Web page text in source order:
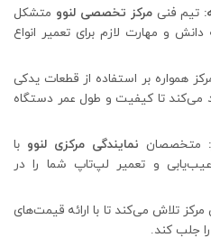
تیم فنی مرکز تخصصی لنوو متشکل
و مهارت لازم برای تعمیر انواع
همواره بر استفاده از قطعات یدکی
می‌کند تا کیفیت و طول عمر دستگاه
متخصصان نمایندگی مرکزی لنوو با
و تعمیر لپ‌تاپ شما را در
مرکز تلاش می‌کند تا با ارائه قیمت‌های
جلب کند.